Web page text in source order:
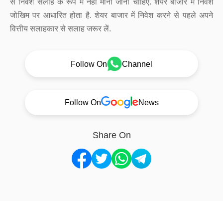
से निवेश सलाह के रूप में नहीं माना जाना चाहिए. शेयर बाजार में निवेश
जोखिम पर आधारित होता है. शेयर बाजार में निवेश करने से पहले अपने
वित्तीय सलाहकार से सलाह जरूर लें.
Follow On Channel
Follow On News
Share On